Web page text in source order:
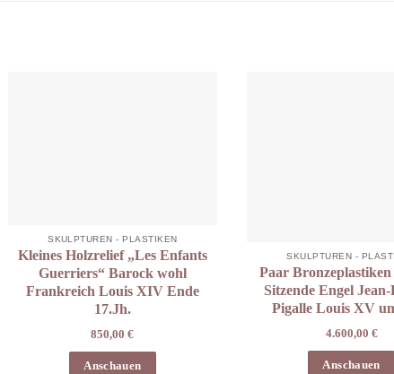
SKULPTUREN - PLASTIKEN
Kleines Holzrelief „Les Enfants
Guerriers“ Barock wohl
Frankreich Louis XIV Ende
17.Jh.
850,00€
Anschauen
SKULPTUREN -
Paar
Sitzende Engel
Pigalle Louis XV
4.600,00 €
Anschauen